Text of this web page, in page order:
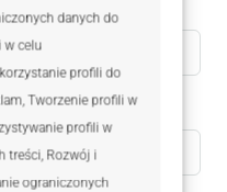
danych do
w celu
profili do
Tworzenie profili w
profili w
treści, Rozwój i
ograniczonych